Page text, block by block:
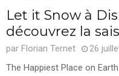
Let it Snow à
découvrez la
par Florian Ternet
26
The Happiest Place on